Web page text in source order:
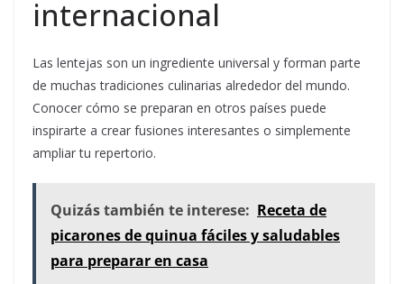
internacional
Las lentejas son un ingrediente universal y forman parte
de muchas tradiciones culinarias alrededor del mundo.
Conocer cómo se preparan en otros países puede
inspirarte a crear fusiones interesantes o simplemente
ampliar tu repertorio.
Quizás también te interese: Receta de
picarones de quinua fáciles y saludables
para preparar en casa